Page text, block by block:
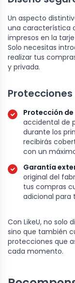
Un aspecto
una característica
impresos en la
Solo necesitas
realizar tus
y privada.
Protección
accidental de
durante los
recibirás
con un
Garantía
original del
tus compras
adicional para
Con LikeU, no solo
sino que también
protecciones que
cada momento.